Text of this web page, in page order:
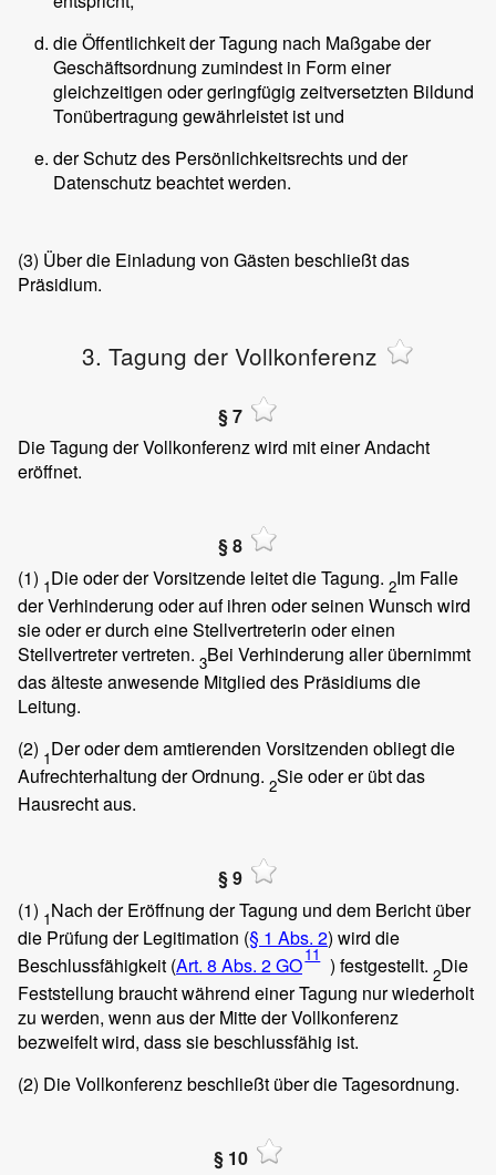
die Öffentlichkeit der Tagung nach Maßgabe der
Geschäftsordnung zumindest in Form einer
gleichzeitigen oder geringfügig zeitversetzten Bildund
Tonübertragung gewährleistet ist und
der Schutz des Persönlichkeitsrechts und der
Datenschutz beachtet werden.
(3) Über die Einladung von Gästen beschließt das
Präsidium.
3. Tagung der Vollkonferenz
§ 7
Die Tagung der Vollkonferenz wird mit einer Andacht
eröffnet.
§ 8
(1) 1Die oder der Vorsitzende leitet die Tagung. 2Im Falle
der Verhinderung oder auf ihren oder seinen Wunsch wird
sie oder er durch eine Stellvertreterin oder einen
Stellvertreter vertreten. 3Bei Verhinderung aller übernimmt
das älteste anwesende Mitglied des Präsidiums die
Leitung.
(2) 1Der oder dem amtierenden Vorsitzenden obliegt die
Aufrechterhaltung der Ordnung. 2Sie oder er übt das
Hausrecht aus.
§ 9
(1) 1Nach der Eröffnung der Tagung und dem Bericht über
die Prüfung der Legitimation (§ 1 Abs. 2) wird die
Beschlussfähigkeit (Art. 8 Abs. 2 GO11 ) festgestellt. 2Die
Feststellung braucht während einer Tagung nur wiederholt
zu werden, wenn aus der Mitte der Vollkonferenz
bezweifelt wird, dass sie beschlussfähig ist.
(2) Die Vollkonferenz beschließt über die Tagesordnung.
§ 10